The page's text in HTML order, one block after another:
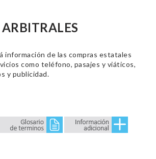
información de las compras estatales
como teléfono, pasajes y viáticos,
y publicidad.